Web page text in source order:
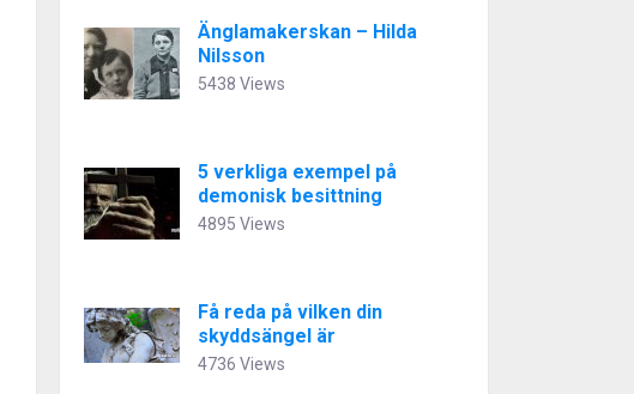
Änglamakerskan – Hilda
Nilsson
5438 Views
5 verkliga exempel på
demonisk besittning
4895 Views
Få reda på vilken din
skyddsängel är
4736 Views